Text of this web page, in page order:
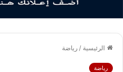
الرئيسية / رياضة
رياضة